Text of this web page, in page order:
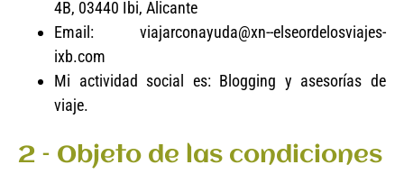
4B, 03440 Ibi, Alicante
Email: viajarconayuda@xn--elseordelosviajes-
ixb.com
Mi actividad social es: Blogging y asesorías de
viaje.
2 – Objeto de las condiciones